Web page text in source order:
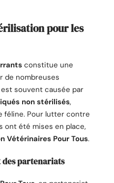
pour les
constitue une
de nombreuses
souvent causée par
non stérilisés,
féline. Pour lutter contre
ont été mises en place,
Vétérinaires Pour Tous.
des partenariats